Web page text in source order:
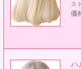
ス
価
ハ